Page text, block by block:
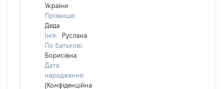
України
Прізвище:
Деда
Ім'я:
Руслана
По батькові:
Борисівна
Дата
народження:
[Конфіденційна